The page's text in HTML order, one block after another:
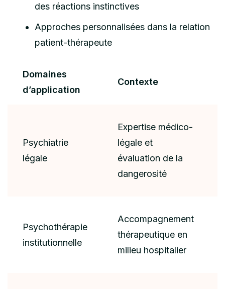
des réactions instinctives
Approches personnalisées dans la relation
patient-thérapeute
Domaines
d’application
Contexte
Psychiatrie
légale
Expertise médico-
légale et
évaluation de la
dangerosité
Psychothérapie
institutionnelle
Accompagnement
thérapeutique en
milieu hospitalier